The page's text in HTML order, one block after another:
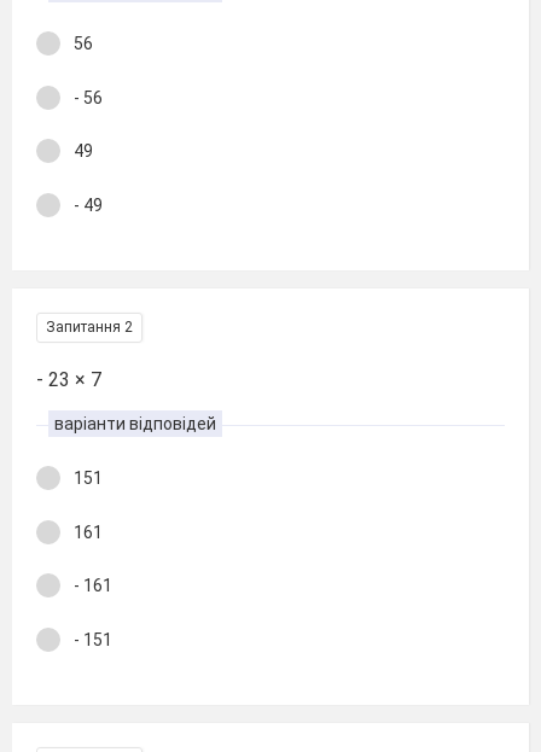
56
- 56
49
- 49
Запитання 2
- 23 × 7
варіанти відповідей
151
161
- 161
- 151